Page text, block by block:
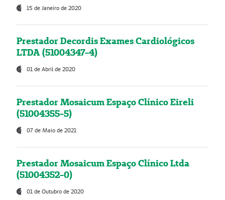
15 de Janeiro de 2020
Prestador Decordis Exames Cardiológicos
LTDA (51004347-4)
01 de Abril de 2020
Prestador Mosaicum Espaço Clínico Eireli
(51004355-5)
07 de Maio de 2021
Prestador Mosaicum Espaço Clínico Ltda
(51004352-0)
01 de Outubro de 2020